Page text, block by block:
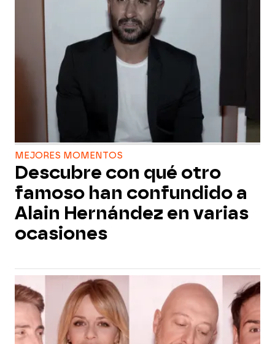
MEJORES MOMENTOS
Descubre con qué otro
famoso han confundido a
Alain Hernández en varias
ocasiones